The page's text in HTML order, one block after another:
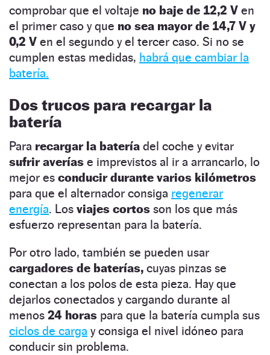
comprobar que el voltaje no baje de 12,2 V en
el primer caso y que no sea mayor de 14,7 V y
0,2 V en el segundo y el tercer caso. Si no se
cumplen estas medidas, habrá que cambiar la
batería.
Dos trucos para recargar la
batería
Para recargar la batería del coche y evitar
sufrir averías e imprevistos al ir a arrancarlo, lo
mejor es conducir durante varios kilómetros
para que el alternador consiga regenerar
energía. Los viajes cortos son los que más
esfuerzo representan para la batería.
Por otro lado, también se pueden usar
cargadores de baterías, cuyas pinzas se
conectan a los polos de esta pieza. Hay que
dejarlos conectados y cargando durante al
menos 24 horas para que la batería cumpla sus
ciclos de carga y consiga el nivel idóneo para
conducir sin problema.